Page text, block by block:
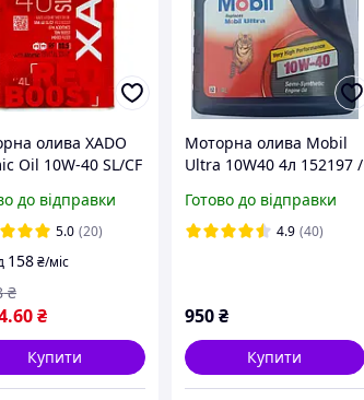
олива XADO
Oil 10W-40 SL/CF
4 л
до відправки
5.0 (20)
158₴/міс
.60₴
₴
Купити
Моторна олива Mobil
Ultra 10W40 4л 152197 /
Готово до відправки
4.9 (40)
950 ₴
Купити